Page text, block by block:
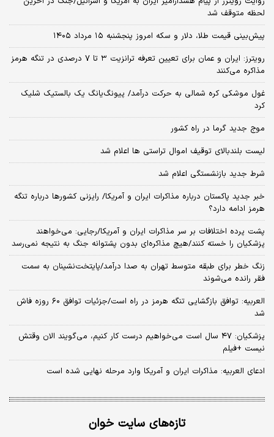
لحظه متوقف شد
پیش‌بینی قیمت طلا، دلار و سکه امروز پنجشنبه ۱۵ مرداد ۱۴۰۵
رویترز: ایران و عمان برای تعیین تعرفه ترانزیت ۳ تا ۷ درصدی در تنگه هرمز
مذاکره می‌کنند
غول موشکی کره شمالی به حرکت درآمد/ پیونگ‌یانگ یک بالستیک شلیک
کرد
موج جدید گرما در راه کشور
لیست بلندبالای توقیف اموال تراستی ها اعلام شد
شرط جدید بازنشستگی اعلام شد
خبر جدید پاکستان درباره مذاکرات ایران و آمریکا/ رایزنی کشورها درباره تنگه
هرمز ادامه دارد؟
پشت پرده اختلافات بر سر مذاکرات ایران و آمریکا/رجایی: می‌خواهند
پزشکیان را خسته کنند/هیچ مذاکره‌ای بدون پشتوانه جنگ به نتیجه نمی‌رسد
زنگ خطر برای طبقه متوسط تهران به صدا درآمد/پایتخت‌نشینان به سمت
فقر رانده می‌شوند
العربیه: توافق بازگشایی تنگه هرمز در راه است/جزئیات توافق ۶۰ روزه فاش
شد
پزشکیان: ۴۷ سال است می‌خواهیم درست کار کنیم، می‌گویند الان وقتش
نیست +فیلم
ادعای العربیه: مذاکرات ایران و آمریکا وارد مرحله نهایی شده است
تازه‌های سایت خوان